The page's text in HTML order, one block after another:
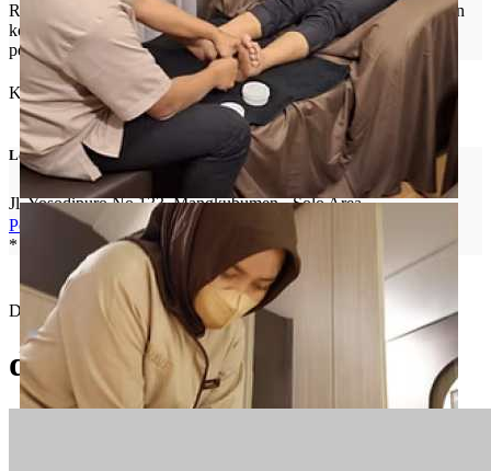
Rasakan pengalaman massage mewah di De WAVE Solo, dengan
kombinasi unik pijat tradisional dipadukan dengan fasilitas dan
perawatan modern.
Kontak & Profil Medsos
Lokasi
Jl. Yosodipuro No.133, Mangkubumen - Solo Area
Peta Arah ke Lokasi
* pastikan "device location access" aktif
De Wave Family Message
di favoritkan oleh